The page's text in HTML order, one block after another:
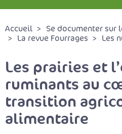
Accueil
Se documenter sur
La revue Fourrages
Les
Les prairies et
ruminants au
transition
alimentaire